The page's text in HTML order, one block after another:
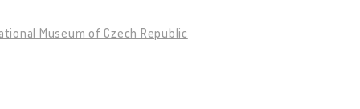
Museum of Czech Republic